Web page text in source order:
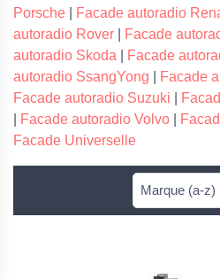
Porsche
Facade autoradio
autoradio Rover
Facade
autoradio Skoda
Facade
autoradio SsangYong
Facade
Facade autoradio Suzuki
Facade autoradio Volvo
Facade Universelle